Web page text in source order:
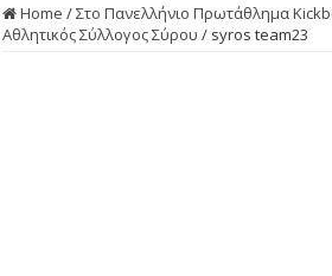
Home /Στο Πανελλήνιο Πρωτάθλημα
Αθλητικός Σύλλογος Σύρου / syros team23